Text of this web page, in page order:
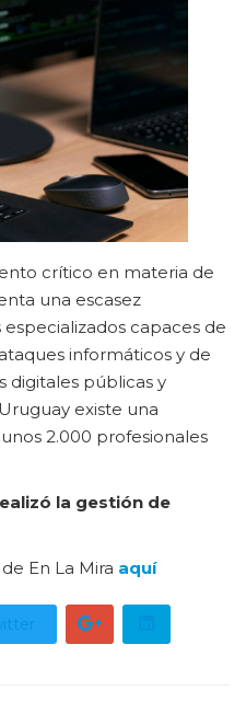
crítico en materia de
una escasez
capaces de
informáticos y de
digitales públicas y
existe una
2.000 profesionales
la gestión de
En La Mira aquí